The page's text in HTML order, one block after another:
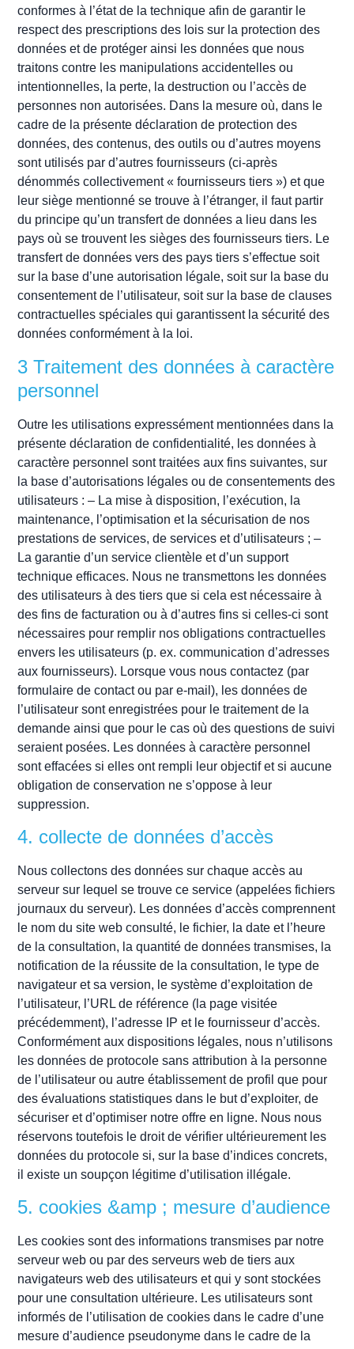
conformes à l’état de la technique afin de garantir le
respect des prescriptions des lois sur la protection des
données et de protéger ainsi les données que nous
traitons contre les manipulations accidentelles ou
intentionnelles, la perte, la destruction ou l’accès de
personnes non autorisées. Dans la mesure où, dans le
cadre de la présente déclaration de protection des
données, des contenus, des outils ou d’autres moyens
sont utilisés par d’autres fournisseurs (ci-après
dénommés collectivement « fournisseurs tiers ») et que
leur siège mentionné se trouve à l’étranger, il faut partir
du principe qu’un transfert de données a lieu dans les
pays où se trouvent les sièges des fournisseurs tiers. Le
transfert de données vers des pays tiers s’effectue soit
sur la base d’une autorisation légale, soit sur la base du
consentement de l’utilisateur, soit sur la base de clauses
contractuelles spéciales qui garantissent la sécurité des
données conformément à la loi.
3 Traitement des données à caractère
personnel
Outre les utilisations expressément mentionnées dans la
présente déclaration de confidentialité, les données à
caractère personnel sont traitées aux fins suivantes, sur
la base d’autorisations légales ou de consentements des
utilisateurs : – La mise à disposition, l’exécution, la
maintenance, l’optimisation et la sécurisation de nos
prestations de services, de services et d’utilisateurs ; –
La garantie d’un service clientèle et d’un support
technique efficaces. Nous ne transmettons les données
des utilisateurs à des tiers que si cela est nécessaire à
des fins de facturation ou à d’autres fins si celles-ci sont
nécessaires pour remplir nos obligations contractuelles
envers les utilisateurs (p. ex. communication d’adresses
aux fournisseurs). Lorsque vous nous contactez (par
formulaire de contact ou par e-mail), les données de
l’utilisateur sont enregistrées pour le traitement de la
demande ainsi que pour le cas où des questions de suivi
seraient posées. Les données à caractère personnel
sont effacées si elles ont rempli leur objectif et si aucune
obligation de conservation ne s’oppose à leur
suppression.
4. collecte de données d’accès
Nous collectons des données sur chaque accès au
serveur sur lequel se trouve ce service (appelées fichiers
journaux du serveur). Les données d’accès comprennent
le nom du site web consulté, le fichier, la date et l’heure
de la consultation, la quantité de données transmises, la
notification de la réussite de la consultation, le type de
navigateur et sa version, le système d’exploitation de
l’utilisateur, l’URL de référence (la page visitée
précédemment), l’adresse IP et le fournisseur d’accès.
Conformément aux dispositions légales, nous n’utilisons
les données de protocole sans attribution à la personne
de l’utilisateur ou autre établissement de profil que pour
des évaluations statistiques dans le but d’exploiter, de
sécuriser et d’optimiser notre offre en ligne. Nous nous
réservons toutefois le droit de vérifier ultérieurement les
données du protocole si, sur la base d’indices concrets,
il existe un soupçon légitime d’utilisation illégale.
5. cookies &amp ; mesure d’audience
Les cookies sont des informations transmises par notre
serveur web ou par des serveurs web de tiers aux
navigateurs web des utilisateurs et qui y sont stockées
pour une consultation ultérieure. Les utilisateurs sont
informés de l’utilisation de cookies dans le cadre d’une
mesure d’audience pseudonyme dans le cadre de la